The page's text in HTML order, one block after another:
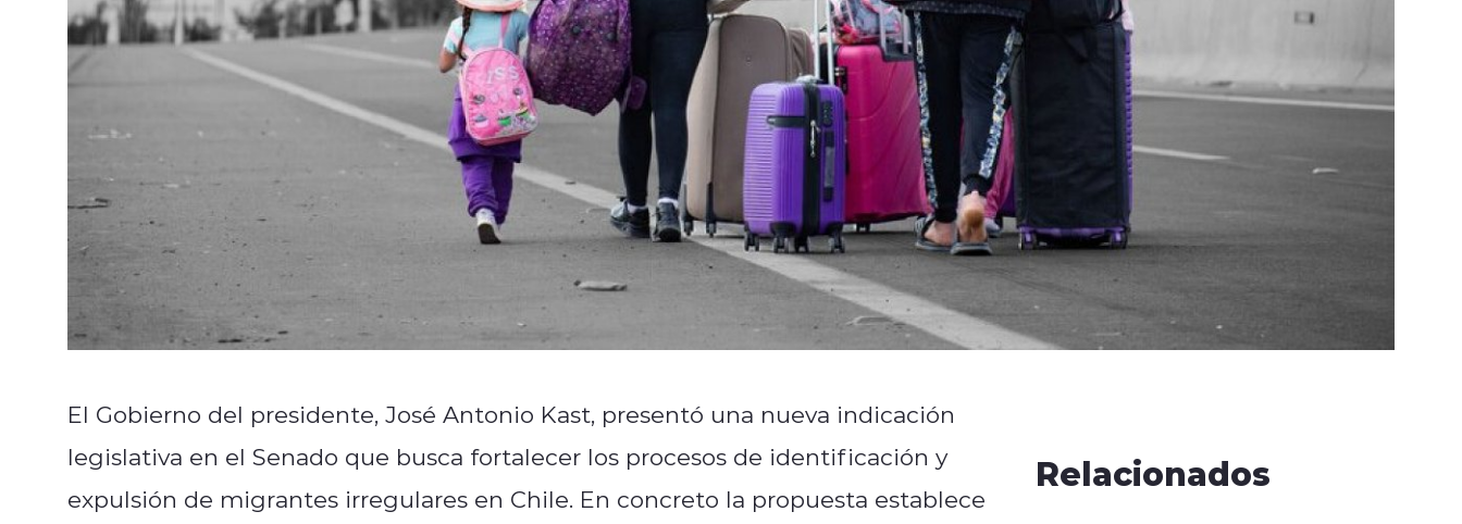
El Gobierno del presidente, José Antonio Kast, presentó una nueva indicación
legislativa en el Senado que busca fortalecer los procesos de identificación y
expulsión de migrantes irregulares en Chile. En concreto la propuesta establece
Relacionados